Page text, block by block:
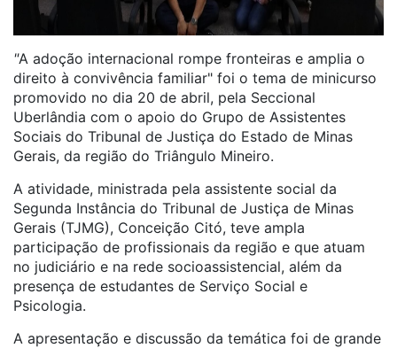
"A adoção internacional rompe fronteiras e amplia o
direito à convivência familiar" foi o tema de minicurso
promovido no dia 20 de abril, pela Seccional
Uberlândia com o apoio do Grupo de Assistentes
Sociais do Tribunal de Justiça do Estado de Minas
Gerais, da região do Triângulo Mineiro.
A atividade, ministrada pela assistente social da
Segunda Instância do Tribunal de Justiça de Minas
Gerais (TJMG), Conceição Citó, teve ampla
participação de profissionais da região e que atuam
no judiciário e na rede socioassistencial, além da
presença de estudantes de Serviço Social e
Psicologia.
A apresentação e discussão da temática foi de grande